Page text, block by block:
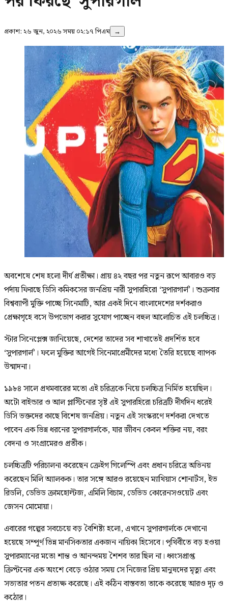
প্রকাশ: ২৬ জুন, ২০২৬ সময় ০২:১৭ পিএম →
অবশেষে শেষ হলো দীর্ঘ প্রতীক্ষা। প্রায় ৪২ বছর পর নতুন রূপে আবারও বড়
পর্দায় ফিরছে ডিসি কমিকসের জনপ্রিয় নারী সুপারহিরো ‘সুপারগার্ল’। শুক্রবার
বিশ্বব্যাপী মুক্তি পাচ্ছে সিনেমাটি, আর একই দিনে বাংলাদেশের দর্শকরাও
প্রেক্ষাগৃহে বসে উপভোগ করার সুযোগ পাচ্ছেন বহুল আলোচিত এই চলচ্চিত্র।
স্টার সিনেপ্লেক্স জানিয়েছে, দেশের তাদের সব শাখাতেই প্রদর্শিত হবে
‘সুপারগার্ল’। ফলে মুক্তির আগেই সিনেমাপ্রেমীদের মধ্যে তৈরি হয়েছে ব্যাপক
উন্মাদনা।
১৯৮৪ সালে প্রথমবারের মতো এই চরিত্রকে নিয়ে চলচ্চিত্র নির্মিত হয়েছিল।
অটো বাইন্ডার ও আল প্লাস্টিনোর সৃষ্ট এই সুপারহিরো চরিত্রটি দীর্ঘদিন ধরেই
ডিসি ভক্তদের কাছে বিশেষ জনপ্রিয়। নতুন এই সংস্করণে দর্শকরা দেখতে
পাবেন এক ভিন্ন ধরনের সুপারগার্লকে, যার জীবন কেবল শক্তির নয়, বরং
বেদনা ও সংগ্রামেরও প্রতীক।
চলচ্চিত্রটি পরিচালনা করেছেন ক্রেইগ গিলেস্পি এবং প্রধান চরিত্রে অভিনয়
করেছেন মিলি অ্যালকক। তার সঙ্গে আরও রয়েছেন ম্যাথিয়াস শোনার্টস, ইভ
রিডলি, ডেভিড ক্রামহোল্টজ, এমিলি বিচাম, ডেভিড কোরেনসওয়েট এবং
জেসন মোমোয়া।
এবারের গল্পের সবচেয়ে বড় বৈশিষ্ট্য হলো, এখানে সুপারগার্লকে দেখানো
হয়েছে সম্পূর্ণ ভিন্ন মানসিকতার একজন নায়িকা হিসেবে। পৃথিবীতে বড় হওয়া
সুপারম্যানের মতো শান্ত ও আনন্দময় শৈশব তার ছিল না। ধ্বংসপ্রাপ্ত
ক্রিপ্টনের এক অংশে বেড়ে ওঠার সময় সে নিজের প্রিয় মানুষদের মৃত্যু এবং
সভ্যতার পতন প্রত্যক্ষ করেছে। এই কঠিন বাস্তবতা তাকে করেছে আরও দৃঢ় ও
কঠোর।